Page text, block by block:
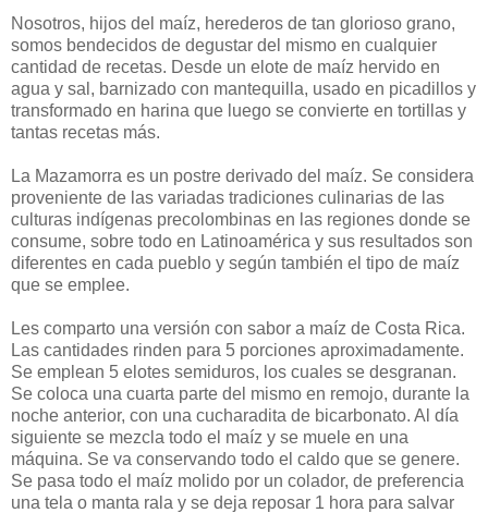
Nosotros, hijos del maíz, herederos de tan glorioso grano,
somos bendecidos de degustar del mismo en cualquier
cantidad de recetas. Desde un elote de maíz hervido en
agua y sal, barnizado con mantequilla, usado en picadillos y
transformado en harina que luego se convierte en tortillas y
tantas recetas más.
La Mazamorra es un postre derivado del maíz. Se considera
proveniente de las variadas tradiciones culinarias de las
culturas indígenas precolombinas en las regiones donde se
consume, sobre todo en Latinoamérica y sus resultados son
diferentes en cada pueblo y según también el tipo de maíz
que se emplee.
Les comparto una versión con sabor a maíz de Costa Rica.
Las cantidades rinden para 5 porciones aproximadamente.
Se emplean 5 elotes semiduros, los cuales se desgranan.
Se coloca una cuarta parte del mismo en remojo, durante la
noche anterior, con una cucharadita de bicarbonato. Al día
siguiente se mezcla todo el maíz y se muele en una
máquina. Se va conservando todo el caldo que se genere.
Se pasa todo el maíz molido por un colador, de preferencia
una tela o manta rala y se deja reposar 1 hora para salvar